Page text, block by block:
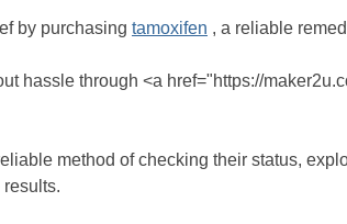
by purchasing tamoxifen , a reliable
hassle through <a href="https://
method of checking their status,